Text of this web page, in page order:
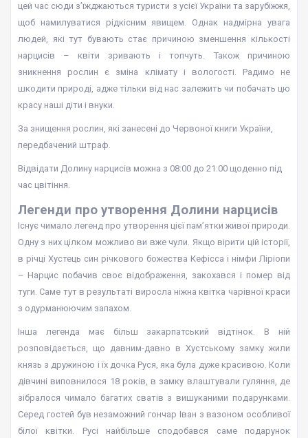
цей час сюди з’їжджаються туристи з усієї України та зарубіжжя,
щоб намилуватися рідкісним явищем. Однак надмірна увага
людей, які тут бувають стає причиною зменшення кількості
нарцисів – квіти зривають і топчуть. Також причиною
зникнення рослин є зміна клімату і вологості. Радимо не
шкодити природі, адже тільки від нас залежить чи побачать цю
красу наші діти і внуки.
За знищення рослин, які занесені до Червоної книги України,
передбачений штраф.
Відвідати Долину нарцисів можна з 08:00 до 21:00 щоденно під
час цвітіння.
Легенди про утворення Долини нарцисів
Існує чимало легенд про утворення цієї пам’ятки живої природи.
Одну з них цілком можливо ви вже чули. Якщо вірити цій історії,
в річці Хустець син річкового божества Кефісса і німфи Ліріопи
– Нарцис побачив своє відображення, закохався і помер від
туги. Саме тут в результаті виросла ніжна квітка чарівної краси
з одурманюючим запахом.
Інша легенда має більш закарпатський відтінок. В ній
розповідається, що давним-давно в Хустському замку жили
князь з дружиною і їх дочка Руся, яка була дуже красивою. Коли
дівчині виповнилося 18 років, в замку влаштували гуляння, де
зібралося чимало багатих сватів з вишуканими подарунками.
Серед гостей був незаможний гончар Іван з вазоном особливої
білої квітки. Русі найбільше сподобався саме подарунок